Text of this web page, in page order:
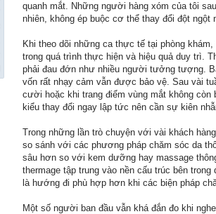
quanh mắt. Những người hàng xóm của tôi
nhiên, không ép buộc cơ thể thay đổi đột
Khi theo dõi những ca thực tế tại phòng
trong quá trình thực hiện và hiệu quả duy trì.
phải đau đớn như nhiều người tưởng tượng.
vốn rất nhạy cảm vẫn được bảo vệ. Sau vài
cười hoặc khi trang điểm vùng mắt không
kiểu thay đổi ngay lập tức nên cần sự kiên
Trong những lần trò chuyện với vài khách
so sánh với các phương pháp chăm sóc da
sâu hơn so với kem dưỡng hay massage
thermage tập trung vào nền cấu trúc bên
là hướng đi phù hợp hơn khi các biện pháp
Một số người ban đầu vẫn khá đắn đo khi